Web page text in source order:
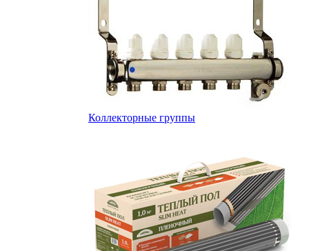
Коллекторные группы